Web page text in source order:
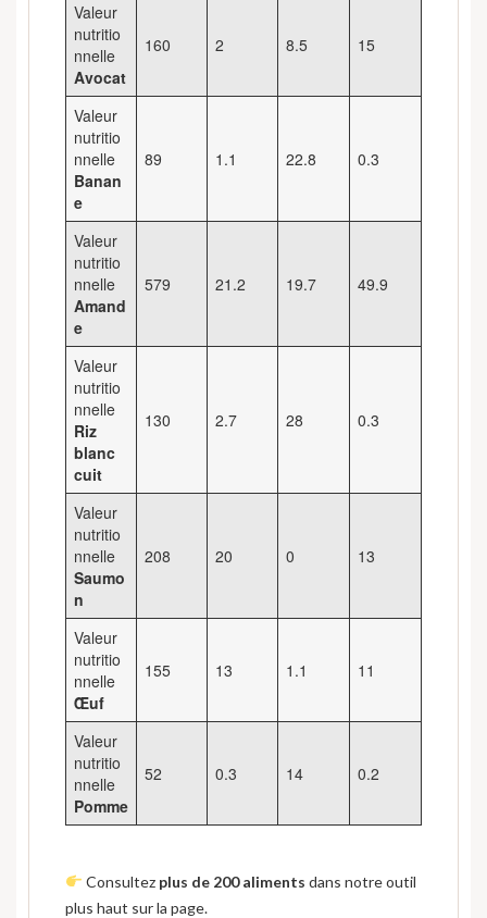
Valeur
nutritio
nnelle
Avocat
160 2 8.5 15
Valeur
nutritio
nnelle
Banan
e
89 1.1 22.8 0.3
Valeur
nutritio
nnelle
Amand
e
579 21.2 19.7 49.9
Valeur
nutritio
nnelle
Riz
blanc
cuit
130 2.7 28 0.3
Valeur
nutritio
nnelle
Saumo
n
208 20 0 13
Valeur
nutritio
nnelle
Œuf
155 13 1.1 11
Valeur
nutritio
nnelle
Pomme
52 0.3 14 0.2
Consultez plus de 200 aliments dans notre outil
plus haut sur la page.